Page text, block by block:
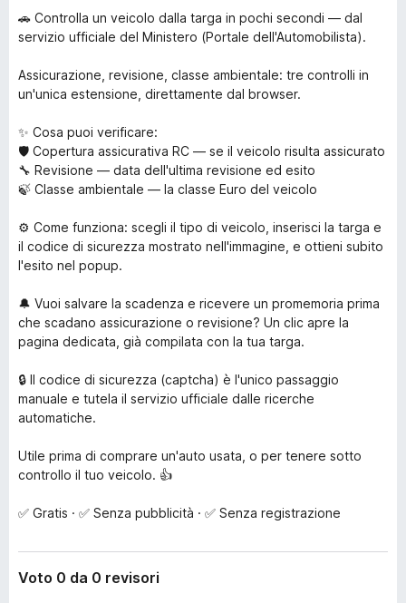
🚗 Controlla un veicolo dalla targa in pochi secondi — dal
servizio ufficiale del Ministero (Portale dell'Automobilista).
Assicurazione, revisione, classe ambientale: tre controlli in
un'unica estensione, direttamente dal browser.
✨ Cosa puoi verificare:
🛡 Copertura assicurativa RC — se il veicolo risulta assicurato
🔧 Revisione — data dell'ultima revisione ed esito
🍃 Classe ambientale — la classe Euro del veicolo
⚙ Come funziona: scegli il tipo di veicolo, inserisci la targa e
il codice di sicurezza mostrato nell'immagine, e ottieni subito
l'esito nel popup.
🔔 Vuoi salvare la scadenza e ricevere un promemoria prima
che scadano assicurazione o revisione? Un clic apre la
pagina dedicata, già compilata con la tua targa.
🔒 Il codice di sicurezza (captcha) è l'unico passaggio
manuale e tutela il servizio ufficiale dalle ricerche
automatiche.
Utile prima di comprare un'auto usata, o per tenere sotto
controllo il tuo veicolo. 👍
✅ Gratis · ✅ Senza pubblicità · ✅ Senza registrazione
Voto 0 da 0 revisori